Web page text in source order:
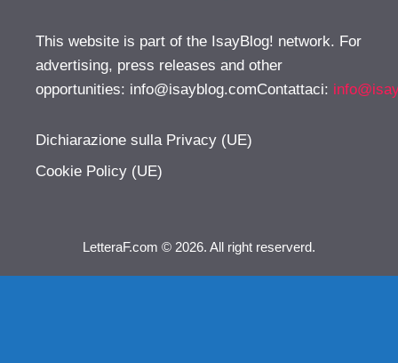
This website is part of the IsayBlog! network. For
advertising, press releases and other
opportunities: info@isayblog.comContattaci:
Dichiarazione sulla Privacy (UE)
Cookie Policy (UE)
LetteraF.com © 2026. All right reserverd.